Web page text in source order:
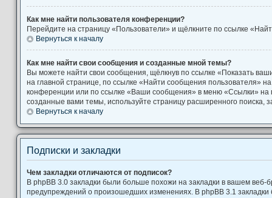
Как мне найти пользователя конференции?
Перейдите на страницу «Пользователи» и щёлкните по ссылке
Вернуться к началу
Как мне найти свои сообщения и созданные мной темы?
Вы можете найти свои сообщения, щёлкнув по ссылке «Показать
на главной странице, по ссылке «Найти сообщения пользователя»
конференции или по ссылке «Ваши сообщения» в меню «Ссылки» на
созданные вами темы, используйте страницу расширенного поиска,
Вернуться к началу
Подписки и закладки
Чем закладки отличаются от подписок?
В phpBB 3.0 закладки были больше похожи на закладки в вашем веб-
предупреждений о произошедших изменениях. В phpBB 3.1